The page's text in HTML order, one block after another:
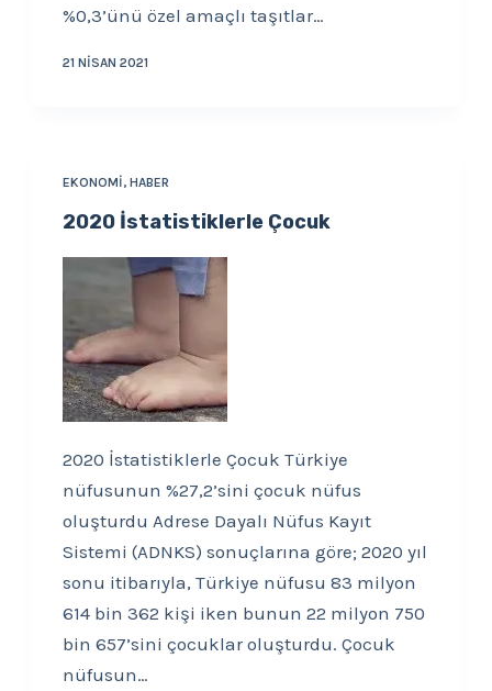
%0,3’ünü özel amaçlı taşıtlar…
21 NISAN 2021
EKONOMI, HABER
2020 İstatistiklerle Çocuk
2020 İstatistiklerle Çocuk Türkiye
nüfusunun %27,2’sini çocuk nüfus
oluşturdu Adrese Dayalı Nüfus Kayıt
Sistemi (ADNKS) sonuçlarına göre; 2020 yıl
sonu itibarıyla, Türkiye nüfusu 83 milyon
614 bin 362 kişi iken bunun 22 milyon 750
bin 657’sini çocuklar oluşturdu. Çocuk
nüfusun…